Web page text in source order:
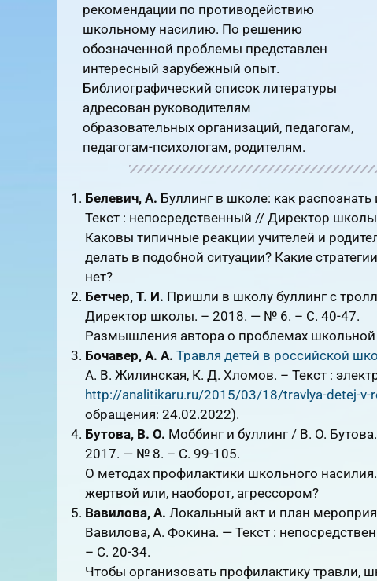
рекомендации по противодействию
школьному насилию. По решению
обозначенной проблемы представлен
интересный зарубежный опыт.
Библиографический список литературы
адресован руководителям
образовательных организаций, педагогам,
педагогам-психологам, родителям.
Белевич, А. Буллинг в школе: как
Текст : непосредственный // Директор
Каковы типичные реакции учителей и
делать в подобной ситуации? Какие
нет?
Бетчер, Т. И. Пришли в школу буллинг с
Директор школы. – 2018. — № 6. – С. 40-47.
Размышления автора о проблемах школьной
Бочавер, А. А. Травля детей в российской
А. В. Жилинская, К. Д. Хломов. – Текст :
http://analitikaru.ru/2015/03/18/travlya-detej-v-
обращения: 24.02.2022).
Бутова, В. О. Моббинг и буллинг / В. О.
2017. — № 8. – С. 99-105.
О методах профилактики школьного
жертвой или, наоборот, агрессором?
Вавилова, А. Локальный акт и план
Вавилова, А. Фокина. — Текст :
– С. 20-34.
Чтобы организовать профилактику травли,